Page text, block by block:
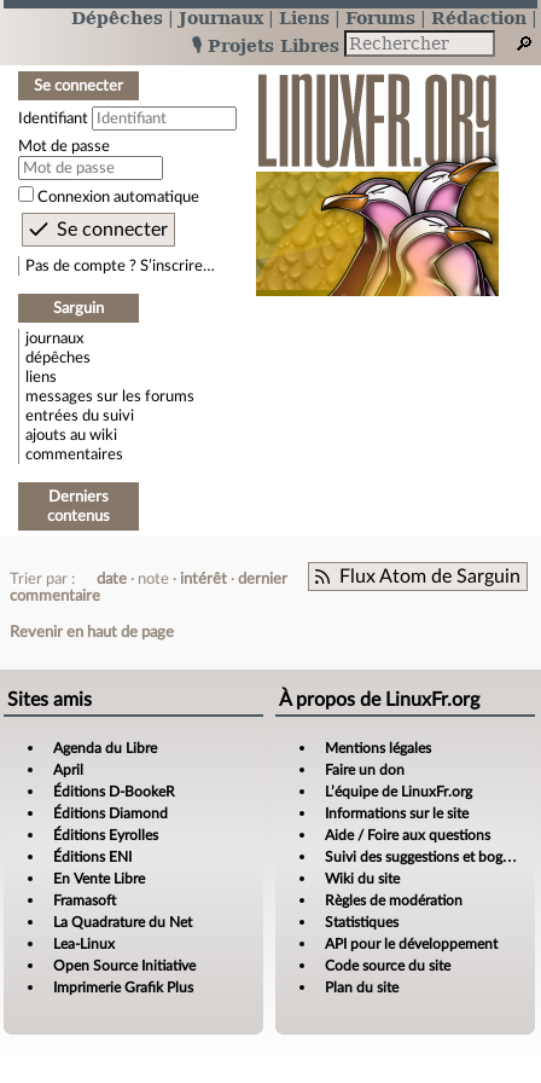
Dépêches Journaux Liens Forums
Rédaction
🎙️ Projets Libres
Se connecter
Identifiant
Mot de passe
Connexion automatique
Pas de compte ? S’inscrire…
Sarguin
journaux
dépêches
liens
messages sur les forums
entrées du suivi
ajouts au wiki
commentaires
Derniers
contenus
Flux Atom de Sarguin
Trier par : date note intérêt
dernier
commentaire
Revenir en haut de page
Sites amis
Agenda du Libre
April
Éditions D-BookeR
Éditions Diamond
Éditions Eyrolles
Éditions ENI
En Vente Libre
Framasoft
La Quadrature du Net
Lea-Linux
Open Source Initiative
Imprimerie Grafik Plus
À propos de LinuxFr.org
Mentions légales
Faire un don
L’équipe de LinuxFr.org
Informations sur le site
Aide / Foire aux questions
Suivi des suggestions et bogues
Wiki du site
Règles de modération
Statistiques
API pour le développement
Code source du site
Plan du site